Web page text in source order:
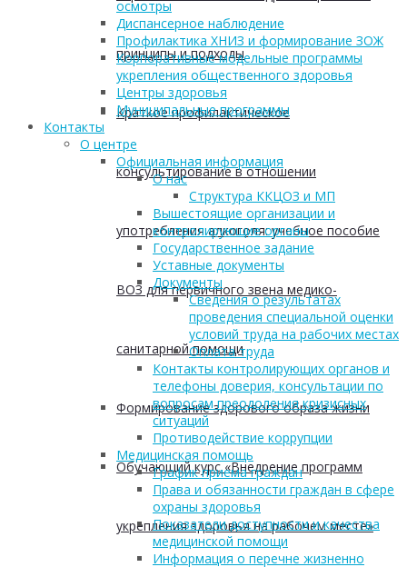
принципы и подходы
Краткое профилактическое
консультирование в отношении
употребления алкоголя: учебное пособие
ВОЗ для первичного звена медико-
санитарной помощи
Формирование здорового образа жизни
Обучающий курс «Внедрение программ
укрепления здоровья на рабочем месте»
осмотры
Диспансерное наблюдение
Профилактика ХНИЗ и формирование ЗОЖ
Корпоративные модельные программы
укрепления общественного здоровья
Центры здоровья
Муниципальные программы
Контакты
О центре
Официальная информация
О нас
Структура ККЦОЗ и МП
Вышестоящие организации и
контролирующие органы
Государственное задание
Уставные документы
Документы
Сведения о результатах
проведения специальной оценки
условий труда на рабочих местах
Оплата труда
Контакты контролирующих органов и
телефоны доверия, консультации по
вопросам преодоления кризисных
ситуаций
Противодействие коррупции
Медицинская помощь
График приема граждан
Права и обязанности граждан в сфере
охраны здоровья
Показатели доступности и качества
медицинской помощи
Информация о перечне жизненно